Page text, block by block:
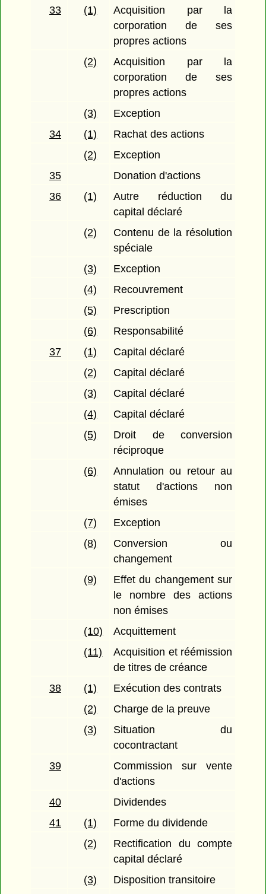
33 (1)
Acquisition par la
corporation de ses
propres actions
(2)
Acquisition par la
corporation de ses
propres actions
(3)
Exception
34
(1)
Rachat des actions
(2)
Exception
35
Donation d'actions
36
(1)
Autre réduction du
capital déclaré
(2)
Contenu de la résolution
spéciale
(3)
Exception
(4)
Recouvrement
(5)
Prescription
(6)
Responsabilité
37
(1)
Capital déclaré
(2)
Capital déclaré
(3)
Capital déclaré
(4)
Capital déclaré
(5)
Droit de conversion
réciproque
(6)
Annulation ou retour au
statut d'actions non
émises
(7)
Exception
(8)
Conversion ou
changement
(9)
Effet du changement sur
le nombre des actions
non émises
(10)
Acquittement
(11)
Acquisition et réémission
de titres de créance
38
(1)
Exécution des contrats
(2)
Charge de la preuve
(3)
Situation du
cocontractant
39
Commission sur vente
d'actions
40
Dividendes
41
(1)
Forme du dividende
(2)
Rectification du compte
capital déclaré
(3)
Disposition transitoire